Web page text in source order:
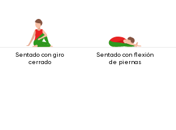
Sentado con giro
cerrado
Sentado con flexión
de piernas